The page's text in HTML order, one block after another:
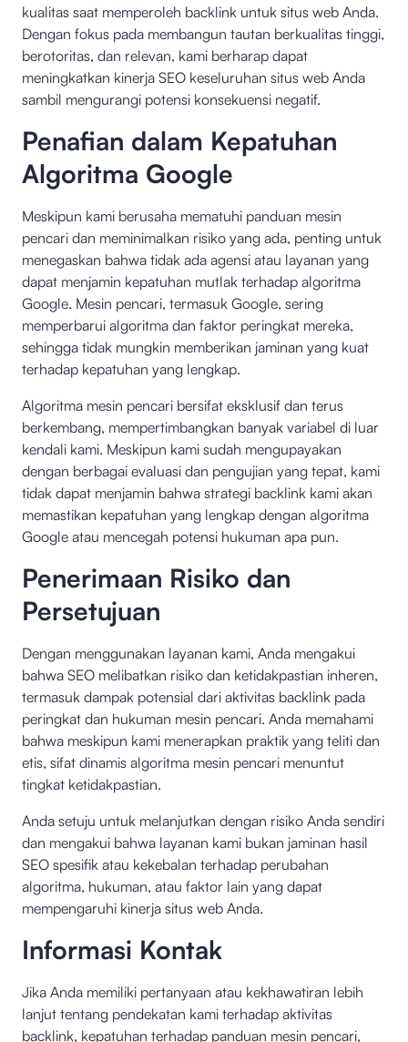
kualitas saat memperoleh backlink untuk situs web Anda.
Dengan fokus pada membangun tautan berkualitas tinggi,
berotoritas, dan relevan, kami berharap dapat
meningkatkan kinerja SEO keseluruhan situs web Anda
sambil mengurangi potensi konsekuensi negatif.
Penafian dalam Kepatuhan
Algoritma Google
Meskipun kami berusaha mematuhi panduan mesin
pencari dan meminimalkan risiko yang ada, penting untuk
menegaskan bahwa tidak ada agensi atau layanan yang
dapat menjamin kepatuhan mutlak terhadap algoritma
Google. Mesin pencari, termasuk Google, sering
memperbarui algoritma dan faktor peringkat mereka,
sehingga tidak mungkin memberikan jaminan yang kuat
terhadap kepatuhan yang lengkap.
Algoritma mesin pencari bersifat eksklusif dan terus
berkembang, mempertimbangkan banyak variabel di luar
kendali kami. Meskipun kami sudah mengupayakan
dengan berbagai evaluasi dan pengujian yang tepat, kami
tidak dapat menjamin bahwa strategi backlink kami akan
memastikan kepatuhan yang lengkap dengan algoritma
Google atau mencegah potensi hukuman apa pun.
Penerimaan Risiko dan
Persetujuan
Dengan menggunakan layanan kami, Anda mengakui
bahwa SEO melibatkan risiko dan ketidakpastian inheren,
termasuk dampak potensial dari aktivitas backlink pada
peringkat dan hukuman mesin pencari. Anda memahami
bahwa meskipun kami menerapkan praktik yang teliti dan
etis, sifat dinamis algoritma mesin pencari menuntut
tingkat ketidakpastian.
Anda setuju untuk melanjutkan dengan risiko Anda sendiri
dan mengakui bahwa layanan kami bukan jaminan hasil
SEO spesifik atau kekebalan terhadap perubahan
algoritma, hukuman, atau faktor lain yang dapat
mempengaruhi kinerja situs web Anda.
Informasi Kontak
Jika Anda memiliki pertanyaan atau kekhawatiran lebih
lanjut tentang pendekatan kami terhadap aktivitas
backlink, kepatuhan terhadap panduan mesin pencari,